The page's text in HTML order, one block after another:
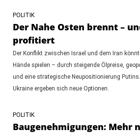
POLITIK
Der Nahe Osten brennt –
profitiert
Der Konflikt zwischen Israel und dem Iran
Hände spielen – durch steigende Ölpreise,
und eine strategische Neupositionierung
Ukraine ergeben sich neue Optionen.
POLITIK
Baugenehmigungen: Mehr